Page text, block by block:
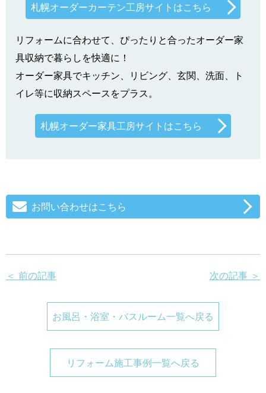
札幌オーダーカーテン工房サイトはこちら
リフォームに合わせて、ぴったりと合ったオーダー家
具収納で暮らしを快適に！
オーダー家具でキッチン、リビング、玄関、洗面、ト
イレ等に収納スペースをプラス。
札幌オーダー家具工房サイトはこちら
お問い合わせはこちら
＜ 前の記事 次の記事 ＞
お風呂・浴室・バスルーム一覧へ戻る
リフォーム施工事例一覧へ戻る